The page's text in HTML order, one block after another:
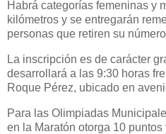
Habrá categorías femeninas y
kilómetros y se entregarán
personas que retiren su
La inscripción es de carácter
desarrollará a las 9:30 horas
Roque Pérez, ubicado en
Para las Olimpiadas
en la Maratón otorga 10